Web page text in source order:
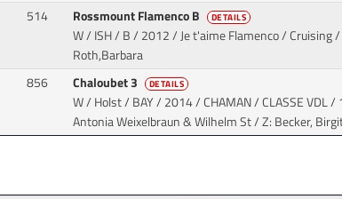
514 Rossmount Flamenco B DETAILS
W / ISH / B / 2012 / Je t'aime Flamenco / Cruising/
Roth,Barbara
856 Chaloubet 3 DETAILS
W / Holst / BAY / 2014 / CHAMAN / CLASSE VDL/
Antonia Weixelbraun & Wilhelm St / Z: Becker,